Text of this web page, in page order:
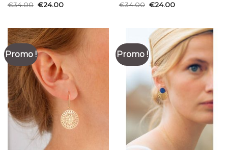
€34.00 €24.00
€34.00 €24.00
Promo ! Promo !